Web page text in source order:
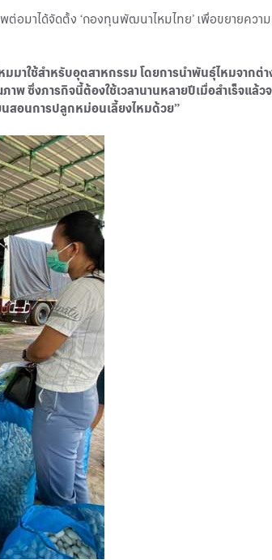
มาได้จัดตั้ง ‘กองทุนพัฒนาไหมไทย’ เพื่อขยายควา
มมาใช้สำหรับอุตสาหกรรม โดยการนำพันธุ์ไหมจากต่
ซึ่งภารกิจนี้ต้องใช้เวลานานหลายปีเมื่อสำเร็จแล้
นสอนการปลูกหม่อนเลี้ยงไหมด้วย”